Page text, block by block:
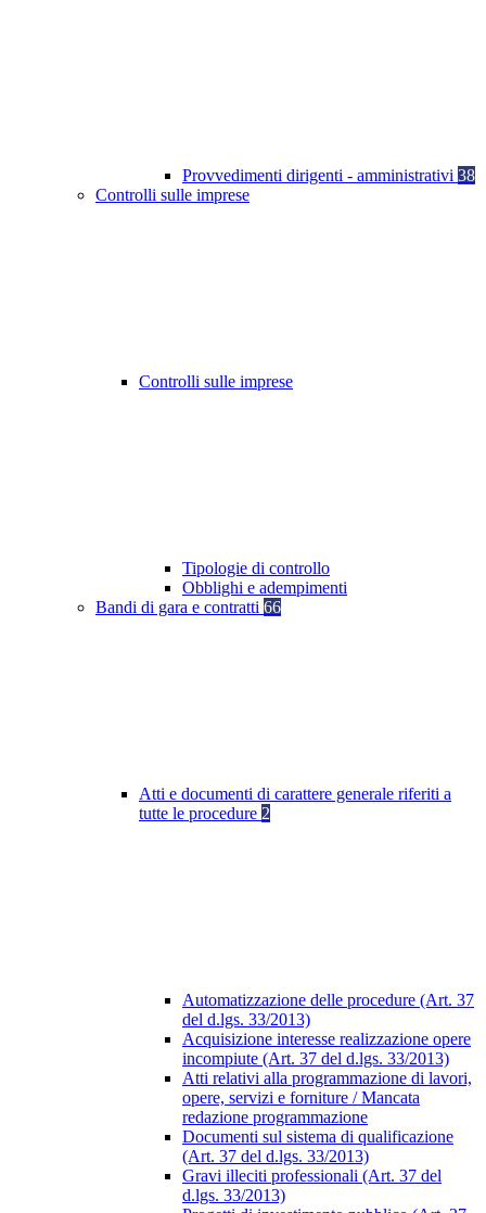
Provvedimenti dirigenti - amministrativi 38
Controlli sulle imprese
Controlli sulle imprese
Tipologie di controllo
Obblighi e adempimenti
Bandi di gara e contratti 66
Atti e documenti di carattere generale riferiti a
tutte le procedure 2
Automatizzazione delle procedure (Art. 37
del d.lgs. 33/2013)
Acquisizione interesse realizzazione opere
incompiute (Art. 37 del d.lgs. 33/2013)
Atti relativi alla programmazione di lavori,
opere, servizi e forniture / Mancata
redazione programmazione
Documenti sul sistema di qualificazione
(Art. 37 del d.lgs. 33/2013)
Gravi illeciti professionali (Art. 37 del
d.lgs. 33/2013)